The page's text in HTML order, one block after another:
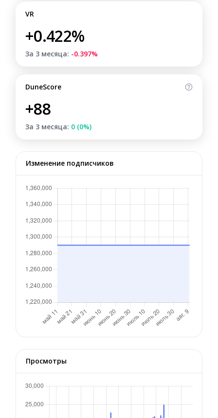
VR
+0.422%
За 3 месяца: -0.397%
DuneScore
+88
За 3 месяца: 0 (0%)
Изменение подписчиков
Просмотры